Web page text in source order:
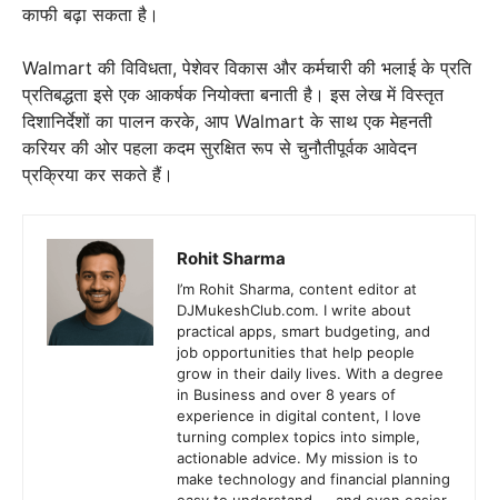
काफी बढ़ा सकता है।
Walmart की विविधता, पेशेवर विकास और कर्मचारी की भलाई के प्रति
प्रतिबद्धता इसे एक आकर्षक नियोक्ता बनाती है। इस लेख में विस्तृत
दिशानिर्देशों का पालन करके, आप Walmart के साथ एक मेहनती
करियर की ओर पहला कदम सुरक्षित रूप से चुनौतीपूर्वक आवेदन
प्रक्रिया कर सकते हैं।
Rohit Sharma
I’m Rohit Sharma, content editor at
DJMukeshClub.com. I write about
practical apps, smart budgeting, and
job opportunities that help people
grow in their daily lives. With a degree
in Business and over 8 years of
experience in digital content, I love
turning complex topics into simple,
actionable advice. My mission is to
make technology and financial planning